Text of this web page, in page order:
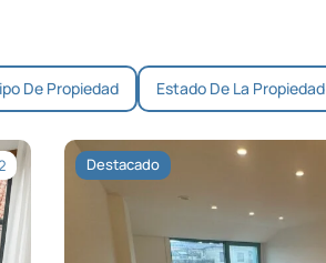
De Propiedad Estado De La Propiedad
Destacado